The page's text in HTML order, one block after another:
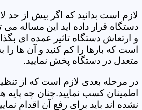
لازم است بدانید که اگر بیش از حد
دستگاه قرار داده اید این مساله
و ارتعاش دستگاه تاثیر عمده ای
است که بارها را کم کنید و آن ها
متعدل در دستگاه پخش نمایید.
در مرحله بعدی لازم است که از
اطمینان کسب نمایید.چنان چه پایه
نشده اند باید برای رفع آن اقدام